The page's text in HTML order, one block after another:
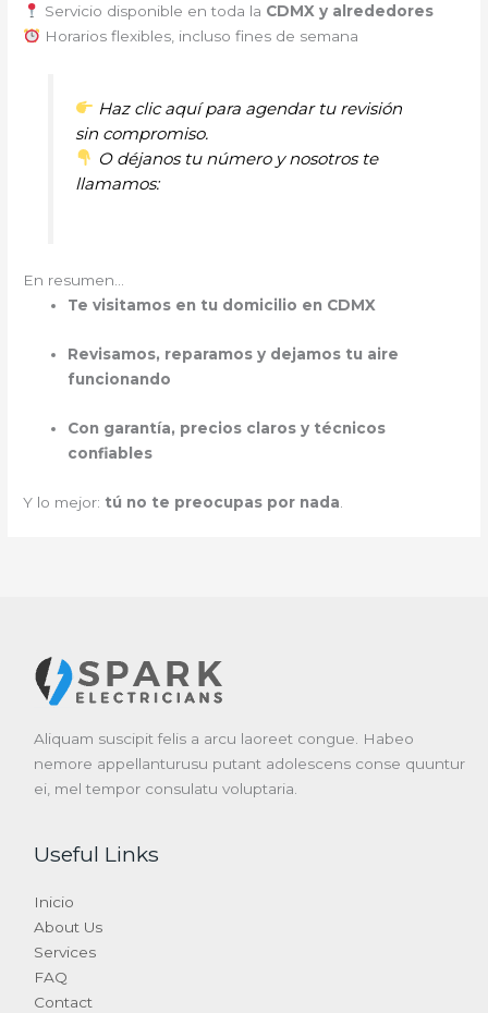
Servicio disponible en toda la CDMX y alrededores
Horarios flexibles, incluso fines de semana
Haz clic aquí para agendar tu revisión
sin compromiso.
O déjanos tu número y nosotros te
llamamos:
En resumen…
Te visitamos en tu domicilio en CDMX
Revisamos, reparamos y dejamos tu aire
funcionando
Con garantía, precios claros y técnicos
confiables
Y lo mejor: tú no te preocupas por nada
Aliquam suscipit felis a arcu laoreet congue. Habeo
nemore appellanturusu putant adolescens conse quuntur
ei, mel tempor consulatu voluptaria.
Useful Links
Inicio
About Us
Services
FAQ
Contact